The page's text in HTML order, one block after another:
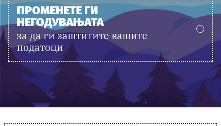
ПРОМЕНЕТЕ ГИ
НЕГОДУВАЊАТА
за да ги заштитите вашите
податоци